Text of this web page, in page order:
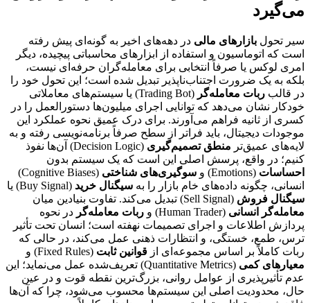
می‌گیرد
سیر تحول بازارهای مالی در دهه‌های اخیر به گونه‌ای پیش رفته
است که اتوماسیون و استفاده از ابزارهای محاسباتی پیچیده، دیگر
امری لوکس یا صرفاً انتخابی برای معامله‌گران حرفه‌ای نیست،
بلکه به یک ضرورت اجتناب‌ناپذیر تبدیل شده است؛ این تحول خود را
در قالب ربات معامله‌گر
(Trading Bot) یا سیستم‌های معاملاتی
خودکار نشان می‌دهد که توانایی اجرای میلیون‌ها دستورالعمل را در
کسری از ثانیه فراهم می‌آورند. برای درک عمیق نحوه عملکرد این
موجودات دیجیتال، باید فراتر از سطح صرفاً برنامه‌نویسی رفته و به
لایه‌های عمیق‌تر منطق تصمیم‌گیری
(Decision Logic) آن‌ها نفوذ
کنیم؛ در واقع، پرسش اصلی این است که یک سیستم بدون
احساسات (Emotions) و سوگیری‌های شناختی
(Cognitive Biases)
انسانی، چگونه داده‌های خام بازار را به سیگنال خرید (Buy Signal) یا
سیگنال فروش (Sell Signal) تبدیل می‌کند. تفاوت بنیادین میان
معامله‌گر انسانی (Human Trader) و ربات معامله‌گر در نحوه
پردازش اطلاعات و اجرای تصمیمات نهفته است؛ انسان تحت تأثیر
ترس، طمع، خستگی، و انتظارات ذهنی عمل می‌کند، در حالی که
ربات کاملاً بر اساس مجموعه‌ای از قوانین ثابت (Fixed Rules) و
معیارهای کمی
(Quantitative Metrics) تعریف‌شده عمل می‌نماید؛ این
عدم تأثیرپذیری از عوامل روانی، بزرگ‌ترین نقطه قوت و در عین
حال، محدودیت اصلی این سیستم‌ها محسوب می‌شود، چرا که آن‌ها